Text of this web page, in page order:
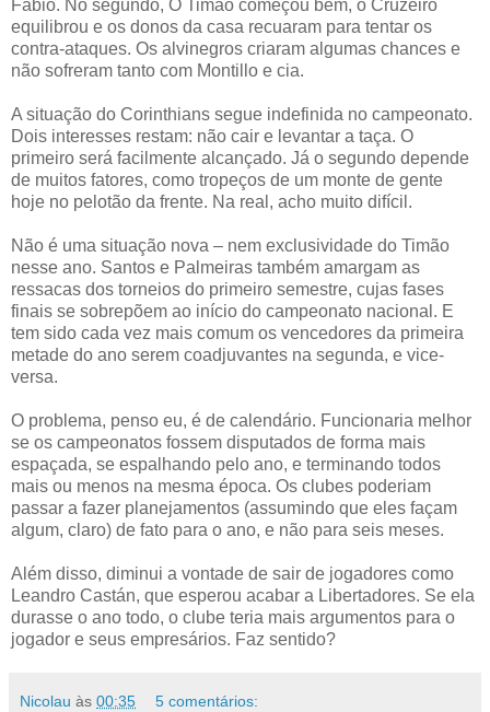
Fábio. No segundo, O Timão começou bem, o Cruzeiro
equilibrou e os donos da casa recuaram para tentar os
contra-ataques. Os alvinegros criaram algumas chances e
não sofreram tanto com Montillo e cia.
A situação do Corinthians segue indefinida no campeonato.
Dois interesses restam: não cair e levantar a taça. O
primeiro será facilmente alcançado. Já o segundo depende
de muitos fatores, como tropeços de um monte de gente
hoje no pelotão da frente. Na real, acho muito difícil.
Não é uma situação nova – nem exclusividade do Timão
nesse ano. Santos e Palmeiras também amargam as
ressacas dos torneios do primeiro semestre, cujas fases
finais se sobrepõem ao início do campeonato nacional. E
tem sido cada vez mais comum os vencedores da primeira
metade do ano serem coadjuvantes na segunda, e vice-
versa.
O problema, penso eu, é de calendário. Funcionaria melhor
se os campeonatos fossem disputados de forma mais
espaçada, se espalhando pelo ano, e terminando todos
mais ou menos na mesma época. Os clubes poderiam
passar a fazer planejamentos (assumindo que eles façam
algum, claro) de fato para o ano, e não para seis meses.
Além disso, diminui a vontade de sair de jogadores como
Leandro Castán, que esperou acabar a Libertadores. Se ela
durasse o ano todo, o clube teria mais argumentos para o
jogador e seus empresários. Faz sentido?
Nicolau às 00:35 5 comentários: